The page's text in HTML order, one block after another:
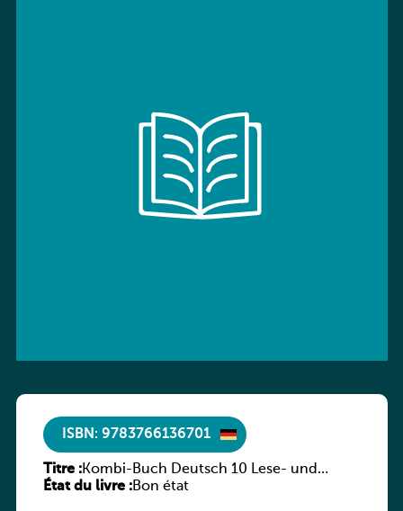
ISBN: 9783766136701
Titre :Kombi-Buch Deutsch 10 Lese- und
Sprachbuch
État du livre :Bon état